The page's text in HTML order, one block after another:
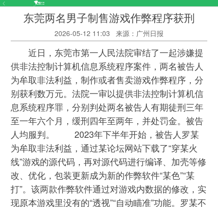
东莞两名男子制售游戏作弊程序获刑
2026-05-12 11:03 来源：广州日报
近日，东莞市第一人民法院审结了一起涉嫌提
供非法控制计算机信息系统程序案件，两名被告人
为牟取非法利益，制作或者售卖游戏作弊程序，分
别获利数万元。法院一审以提供非法控制计算机信
息系统程序罪，分别判处两名被告人有期徒刑三年
至一年六个月，缓刑四年至两年，并处罚金。被告
人均服判。 2023年下半年开始，被告人罗某
为牟取非法利益，通过某论坛网站下载了“穿某火
线”游戏的源代码，再对源代码进行编译、加壳等修
改、优化，包装更新成为新的作弊软件“某色”“某
打”。该两款作弊软件通过对游戏内数据的修改，实
现原本游戏里没有的“透视”“自动瞄准”功能。罗某不